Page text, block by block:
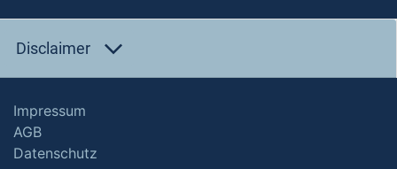
Disclaimer
Impressum
AGB
Datenschutz